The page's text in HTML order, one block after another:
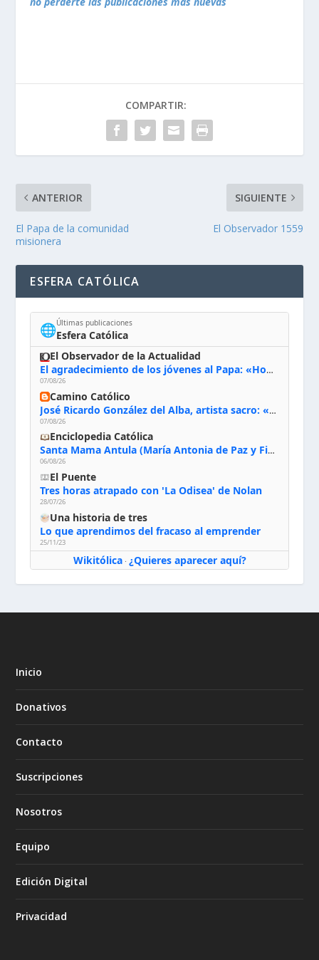
COMPARTIR:
ANTERIOR
El Papa de la comunidad
misionera
SIGUIENTE
El Observador 1559
ESFERA CATÓLICA
🌐Últimas publicaciones
Esfera Católica
El Observador de la Actualidad
El agradecimiento de los jóvenes al Papa: «Hoy nos sentimos Iglesia»
07/08/26
Camino Católico
José Ricardo González del Alba, artista sacro: «Yo oro, hablo con Dios, le pido al Espíritu Santo su inspiración y siempre pinto rezando el rosario para que sea Él quien actúe a través de mis manos»
07/08/26
Enciclopedia Católica
Santa Mama Antula (María Antonia de Paz y Figueroa)
06/08/26
El Puente
Tres horas atrapado con 'La Odisea' de Nolan
28/07/26
Una historia de tres
Lo que aprendimos del fracaso al emprender
25/11/23
Wikitólica· ¿Quieres aparecer aquí?
Inicio
Donativos
Contacto
Suscripciones
Nosotros
Equipo
Edición Digital
Privacidad